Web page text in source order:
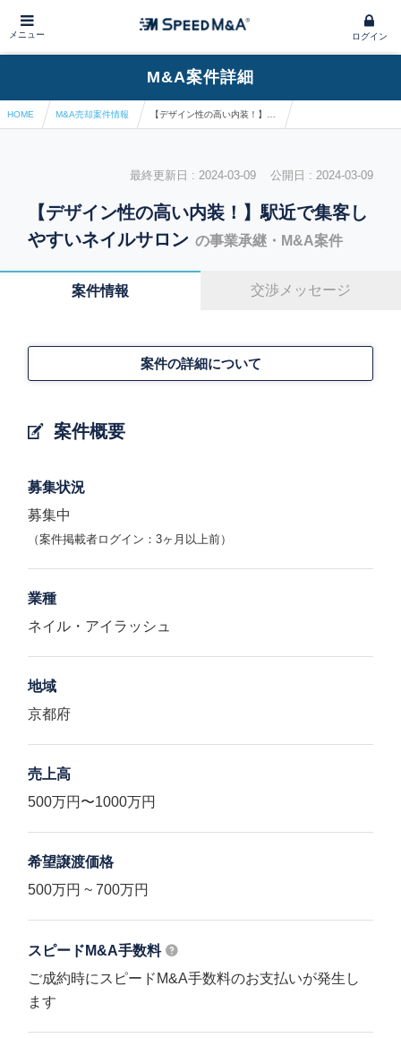
メニュー ログイン
M&A案件詳細
HOME M&A売却案件情報
最終更新日 : 2024-03-09 公開日 : 2024-03-09
【デザイン性の高い内装！】駅近で集客し
やすいネイルサロン の事業承継・M&A案件
案件情報 交渉メッセージ
案件概要
案件の詳細について
募集状況
募集中
（案件掲載者ログイン：3ヶ月以上前）
業種
ネイル・アイラッシュ
地域
京都府
売上高
500万円〜1000万円
希望譲渡価格
500万円 ~ 700万円
スピードM&A手数料
ご成約時にスピードM&A手数料のお支払いが発生し
ます